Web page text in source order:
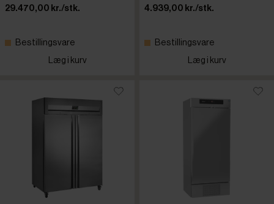
29.470,00 kr./stk.
Bestillingsvare
Læg i kurv
4.939,00 kr./stk.
Bestillingsvare
Læg i kurv